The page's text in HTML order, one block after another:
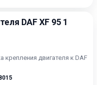
DAF XF 95 1
крепления двигателя к DAF